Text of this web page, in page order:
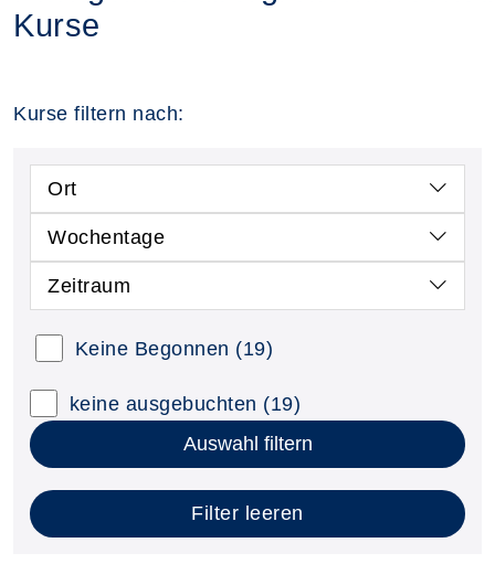
Kurse
Kurse filtern nach:
Ort
Wochentage
Zeitraum
Keine Begonnen (19)
keine ausgebuchten (19)
Auswahl filtern
Filter leeren